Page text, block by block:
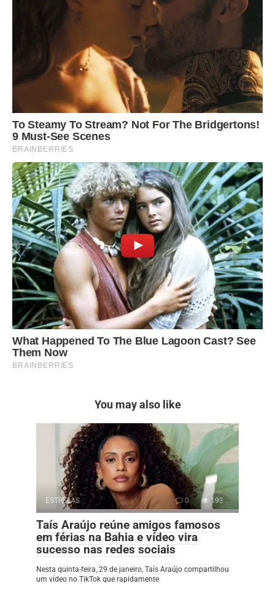
You may also like
ESTRELAS 0 193
Taís Araújo reúne amigos famosos
em férias na Bahia e vídeo vira
sucesso nas redes sociais
Nesta quinta-feira, 29 de janeiro, Taís Araújo compartilhou
um vídeo no TikTok que rapidamente